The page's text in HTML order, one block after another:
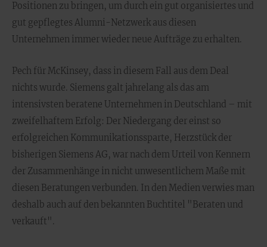
Positionen zu bringen, um durch ein gut organisiertes und
gut gepflegtes Alumni-Netzwerk aus diesen
Unternehmen immer wieder neue Aufträge zu erhalten.
Pech für McKinsey, dass in diesem Fall aus dem Deal
nichts wurde. Siemens galt jahrelang als das am
intensivsten beratene Unternehmen in Deutschland – mit
zweifelhaftem Erfolg: Der Niedergang der einst so
erfolgreichen Kommunikationssparte, Herzstück der
bisherigen Siemens AG, war nach dem Urteil von Kennern
der Zusammenhänge in nicht unwesentlichem Maße mit
diesen Beratungen verbunden. In den Medien verwies man
deshalb auch auf den bekannten Buchtitel "Beraten und
verkauft".